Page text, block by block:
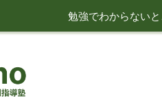
勉強でわからない